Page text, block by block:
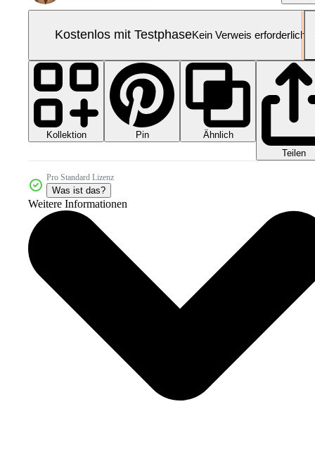
Kostenlos mit TestphaseKein Verweis erforderlich
Kollektion Pin
Ähnlich
Teilen
Pro Standard Lizenz
Was ist das?
Weitere Informationen